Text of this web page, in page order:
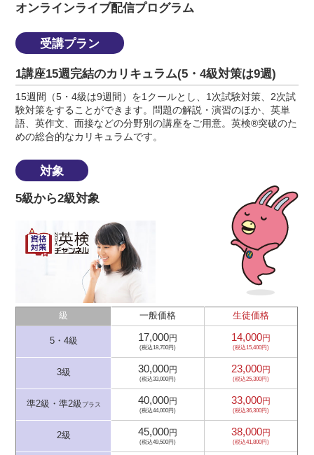
オンラインライブ配信プログラム
受講プラン
1講座15週完結のカリキュラム(5・4級対策は9週)
15週間（5・4級は9週間）を1クールとし、1次試験対策、2次試
験対策をすることができます。問題の解説・演習のほか、英単
語、英作文、面接などの分野別の講座をご用意。英検®突破のた
めの総合的なカリキュラムです。
対象
5級から2級対象
級 一般価格 生徒価格
5・4級 17,000円
(税込18,700円)
14,000円
(税込15,400円)
3級 30,000円
(税込33,000円)
23,000円
(税込25,300円)
準2級・準2級 プラス 40,000円
(税込44,000円)
33,000円
(税込36,300円)
2級 45,000円
(税込49,500円)
38,000円
(税込41,800円)